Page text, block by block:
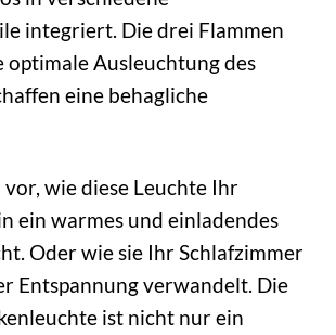
integriert. Die drei Flammen
optimale Ausleuchtung des
eine behagliche
vor, wie diese Leuchte Ihr
ein warmes und einladendes
Oder wie sie Ihr Schlafzimmer
Entspannung verwandelt. Die
ist nicht nur ein